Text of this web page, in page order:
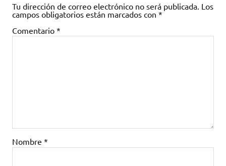
Tu dirección de correo electrónico no será publicada. Los
campos obligatorios están marcados con *
Comentario *
Nombre *